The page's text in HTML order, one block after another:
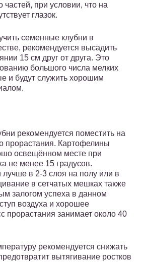
частей, при условии, что на
глазок.
семенные клубни в
рекомендуется высадить
15 см друг от друга. Это
большого числа мелких
и будут служить хорошим
рекомендуется поместить на
прорастания. Картофелины
освещённом месте при
не менее 15 градусов.
лучше в 2-3 слоя на полу или в
в сетчатых мешках также
залогом успеха в данном
воздуха и хорошее
прорастания занимает около 40
рекомендуется снижать
вытягивание ростков